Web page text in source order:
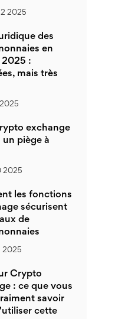
2025
des
en
2025 :
mais très
exchange
un piège à
2025
les fonctions
sécurisent
de
2025
Crypto
: ce que vous
savoir
cette